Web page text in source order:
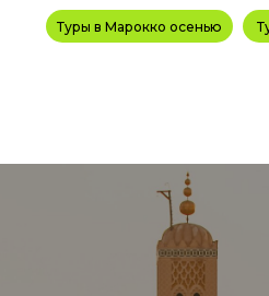
Туры в Марокко осенью